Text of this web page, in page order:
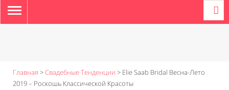
TOGGLE
NAVIGATION
Главная >Свадебные Тенденции > Elie Saab Bridal Весна-Лето
2019 – Роскошь Классической Красоты